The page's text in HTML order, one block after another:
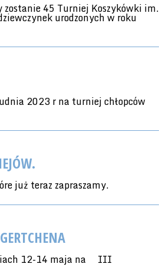
45 Turniej Koszykówki im.
urodzonych w roku
2023 r na turniej chłopców
już teraz zapraszamy.
12-14 maja na III